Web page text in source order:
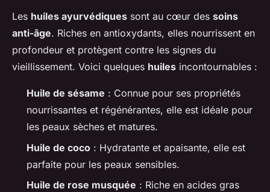
Les huiles ayurvédiques sont au cœur des soins
anti-âge. Riches en antioxydants, elles nourrissent en
profondeur et protègent contre les signes du
vieillissement. Voici quelques huiles incontournables :
Huile de sésame : Connue pour ses propriétés
nourrissantes et régénérantes, elle est idéale pour
les peaux sèches et matures.
Huile de coco : Hydratante et apaisante, elle est
parfaite pour les peaux sensibles.
Huile de rose musquée : Riche en acides gras